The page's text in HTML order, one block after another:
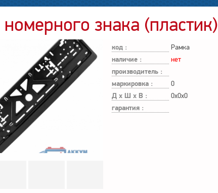
знака (пластик)
код : Рамка
наличие : нет
производитель :
маркировка :
0
Д х Ш х В : 0x0x0
гарантия :